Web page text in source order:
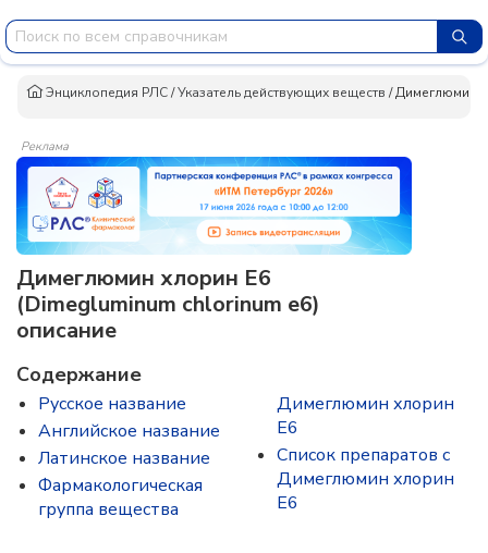
Энциклопедия РЛС/Указатель действующих веществ /Димеглюмин
Реклама
Димеглюмин хлорин Е6
(Dimegluminum chlorinum e6)
описание
Содержание
Русское название
Английское название
Латинское название
Фармакологическая
группа вещества
Димеглюмин хлорин
Е6
Список препаратов с
Димеглюмин хлорин
Е6